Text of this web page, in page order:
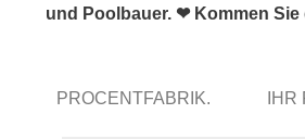
und Poolbauer. ❤ Kommen
PROCENTFABRIK.